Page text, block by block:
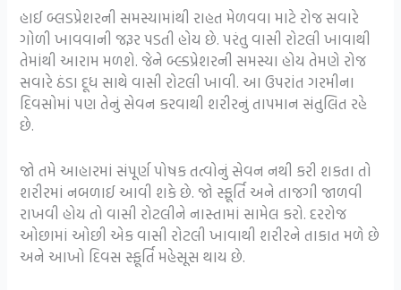
હાઈ બ્લડપ્રેશરની સમસ્યામાંથી રાહત મેળવવા માટે રોજ સવારે
ગોળી ખાવવાની જરૂર પડતી હોય છે. પરંતુ વાસી રોટલી ખાવાથી
તેમાંથી આરામ મળશે. જેને બ્લ્ડપ્રેશરની સમસ્યા હોય તેમણે રોજ
સવારે ઠંડા દૂધ સાથે વાસી રોટલી ખાવી. આ ઉપરાંત ગરમીના
દિવસોમાં પણ તેનું સેવન કરવાથી શરીરનું તાપમાન સંતુલિત રહે
છે.
જો તમે આહારમાં સંપૂર્ણ પોષક તત્વોનું સેવન નથી કરી શકતા તો
શરીરમાં નબળાઈ આવી શકે છે. જો સ્ફૂર્તિ અને તાજગી જાળવી
રાખવી હોય તો વાસી રોટલીને નાસ્તામાં સામેલ કરો. દરરોજ
ઓછામાં ઓછી એક વાસી રોટલી ખાવાથી શરીરને તાકાત મળે છે
અને આખો દિવસ સ્ફૂર્તિ મહેસૂસ થાય છે.